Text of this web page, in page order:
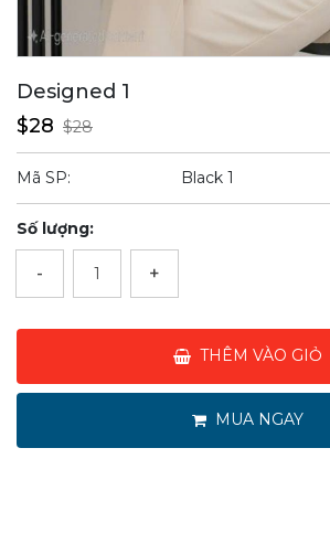
Designed 1
$28 $28
Mã SP: Black 1
Số lượng:
- +
THÊM VÀO GIỎ
MUA NGAY